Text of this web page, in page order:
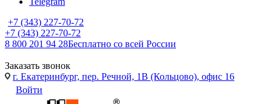
+7 (343) 227-70-72
+7 (343) 227-70-72
8 800 201 94 28Бесплатно со всей России
Заказать звонок
г. Екатеринбург, пер. Речной, 1В (Кольцово), офис 16
Войти